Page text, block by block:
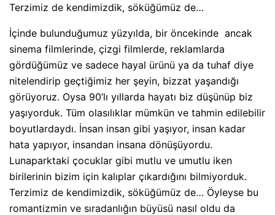
Terzimiz de kendimizdik, söküğümüz de…
İçinde bulunduğumuz yüzyılda, bir öncekinde ancak
sinema filmlerinde, çizgi filmlerde, reklamlarda
gördüğümüz ve sadece hayal ürünü ya da tuhaf diye
nitelendirip geçtiğimiz her şeyin, bizzat yaşandığı
görüyoruz. Oysa 90’lı yıllarda hayatı biz düşünüp biz
yaşıyorduk. Tüm olasılıklar mümkün ve tahmin edilebilir
boyutlardaydı. İnsan insan gibi yaşıyor, insan kadar
hata yapıyor, insandan insana dönüşüyordu.
Lunaparktaki çocuklar gibi mutlu ve umutlu iken
birilerinin bizim için kalıplar çıkardığını bilmiyorduk.
Terzimiz de kendimizdik, söküğümüz de… Öyleyse bu
romantizmin ve sıradanlığın büyüsü nasıl oldu da